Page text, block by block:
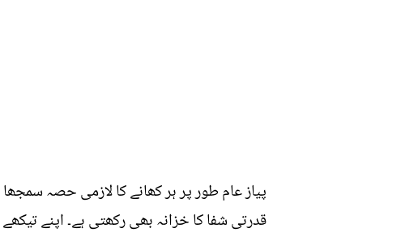
پیاز عام طور پر ہر کھانے کا لازمی حصہ
قدرتی شفا کا خزانہ بھی رکھتی ہے۔ اپنے